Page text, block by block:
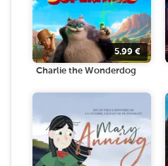
5.99 €
Charlie the Wonderdog